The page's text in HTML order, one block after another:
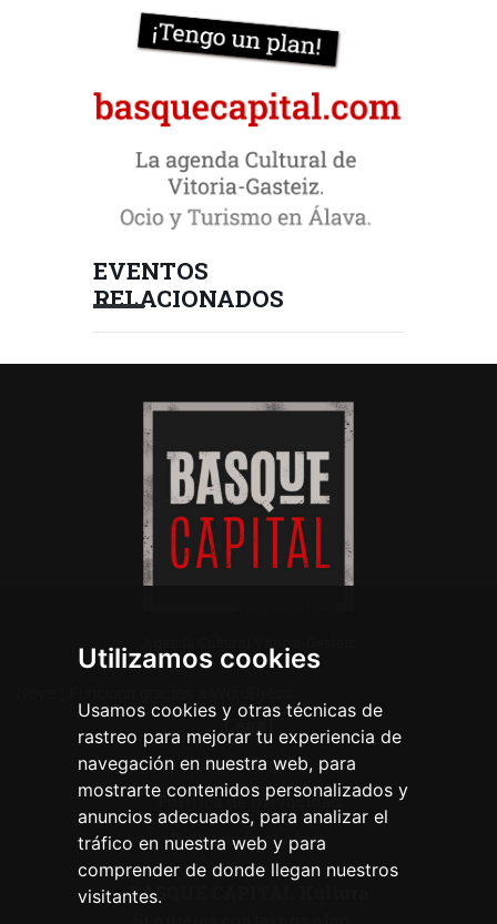
Utilizamos cookies
Usamos cookies y otras técnicas de
rastreo para mejorar tu experiencia de
navegación en nuestra web, para
mostrarte contenidos personalizados y
anuncios adecuados, para analizar el
tráfico en nuestra web y para
comprender de donde llegan nuestros
visitantes.
EVENTOS
RELACIONADOS
Legal
Aviso legal
Política de privacidad
Política de cookies
BASQUE CAPITAL Kultura